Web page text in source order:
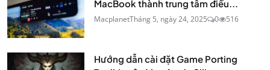
MacBook thành trung tâm điều...
MacplanetTháng 5, ngày 24, 2025 0 516
Hướng dẫn cài đặt Game Porting